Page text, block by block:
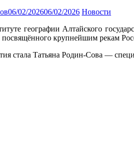
06/02/202606/02/2026 Новости
географии Алтайского
крупнейшим рекам
стала Татьяна Родин-Сова —